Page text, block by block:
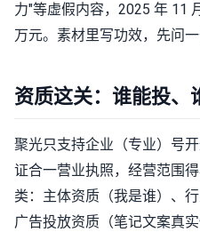
力"等虚假内容，2025 年 11
万元。素材里写功效，先问
资质这关：谁能投、
聚光只支持企业（专业）号
证合一营业执照，经营范围
类：主体资质（我是谁）、
广告投放资质（笔记文案真